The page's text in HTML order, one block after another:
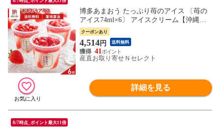
博多あまおう たっぷり苺のアイス 〔苺の
アイス74ml×6〕 アイスクリーム【沖縄
県・離島 配送不可】
クーポンあり
4,514円 送料無料
41
産直お取り寄せＮセレクト
詳細を見る
8/7時点_ポイント最大11倍